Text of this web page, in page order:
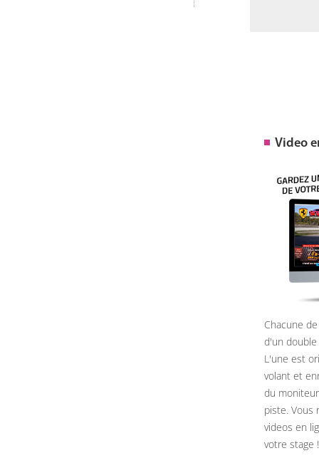
Video
Chacune
d'un
L'une est
volant et
du
piste. Vous
videos en
votre stage !